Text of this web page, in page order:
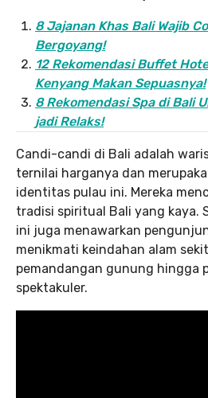
8 Jajanan Khas Bali Wajib
Bergoyang!
12 Rekomendasi Buffet
Kenyang Makan Sepuasnya!
8 Rekomendasi Spa di Bali
jadi Relaks!
Candi-candi di Bali adalah
ternilai harganya dan
identitas pulau ini. Mereka
tradisi spiritual Bali yang kaya.
ini juga menawarkan
menikmati keindahan alam
pemandangan gunung hingga
spektakuler.